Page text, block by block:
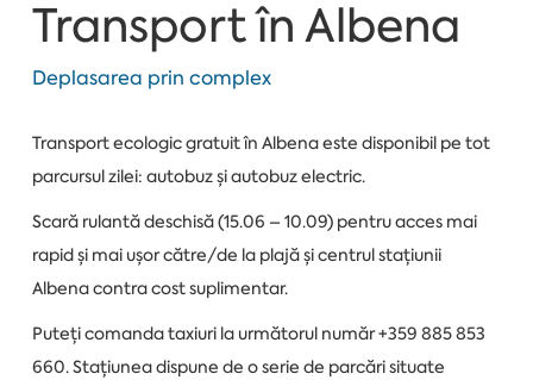
Transport în Albena
Deplasarea prin complex
Transport ecologic gratuit în Albena este disponibil pe tot
parcursul zilei: autobuz și autobuz electric.
Scară rulantă deschisă (15.06 – 10.09) pentru acces mai
rapid și mai ușor către/de la plajă și centrul stațiunii
Albena contra cost suplimentar.
Puteți comanda taxiuri la următorul număr +359 885 853
660. Stațiunea dispune de o serie de parcări situate